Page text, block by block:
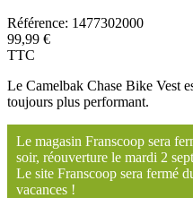
Référence: 1477302000
99,99 €
TTC
Le Camelbak Chase Bike Vest
toujours plus performant.
Le magasin Franscoop sera
soir, réouverture le mardi 2
Le site Franscoop sera fermé
vacances !